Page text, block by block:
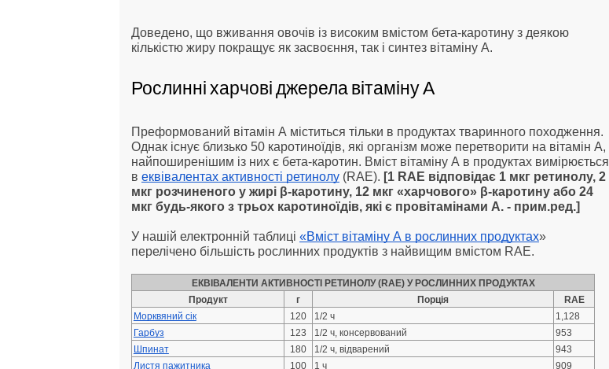
Доведено, що вживання овочів із високим вмістом бета-каротину з деякою
кількістю жиру покращує як засвоєння, так і синтез вітаміну А.
Рослинні харчові джерела вітаміну А
Преформований вітамін А міститься тільки в продуктах тваринного походження.
Однак існує близько 50 каротиноїдів, які організм може перетворити на вітамін А,
найпоширенішим із них є бета-каротин. Вміст вітаміну А в продуктах вимірюється
в еквівалентах активності ретинолу (RAE). [1 RAE відповідає 1 мкг ретинолу, 2
мкг розчиненого у жирі β-каротину, 12 мкг «харчового» β-каротину або 24
мкг будь-якого з трьох каротиноїдів, які є провітамінами A. - прим.ред.]
У нашій електронній таблиці «Вміст вітаміну А в рослинних продуктах»
перелічено більшість рослинних продуктів з найвищим вмістом RAE.
ЕКВІВАЛЕНТИ АКТИВНОСТІ РЕТИНОЛУ (RAE) У РОСЛИННИХ ПРОДУКТАХ
Продукт
г Порція
RAE
Морквяний сік
120 1/2 ч
1,128
Гарбуз
123 1/2 ч, консервований
953
Шпинат
180 1/2 ч, відварений
943
Листя пажитника
100 1 ч 909